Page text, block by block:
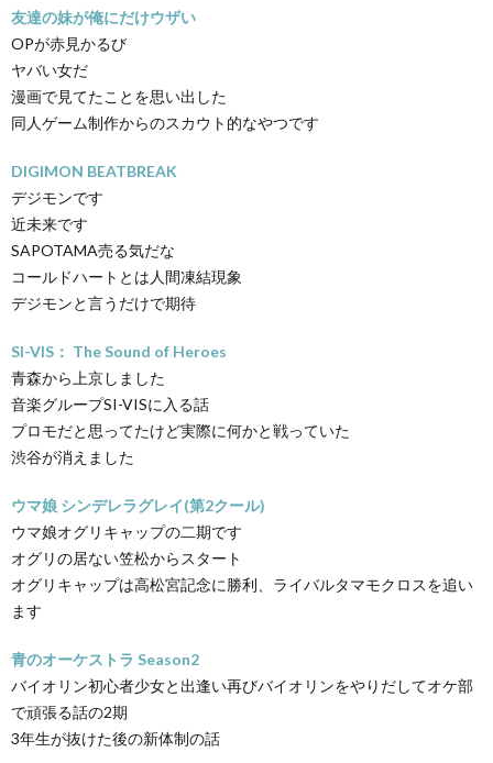
友達の妹が俺にだけウザい
OPが赤見かるび
ヤバい女だ
漫画で見てたことを思い出した
同人ゲーム制作からのスカウト的なやつです
DIGIMON BEATBREAK
デジモンです
近未来です
SAPOTAMA売る気だな
コールドハートとは人間凍結現象
デジモンと言うだけで期待
SI-VIS： The Sound of Heroes
青森から上京しました
音楽グループSI-VISに入る話
プロモだと思ってたけど実際に何かと戦っていた
渋谷が消えました
ウマ娘 シンデレラグレイ(第2クール)
ウマ娘オグリキャップの二期です
オグリの居ない笠松からスタート
オグリキャップは高松宮記念に勝利、ライバルタマモクロスを追い
ます
青のオーケストラ Season2
バイオリン初心者少女と出逢い再びバイオリンをやりだしてオケ部
で頑張る話の2期
3年生が抜けた後の新体制の話